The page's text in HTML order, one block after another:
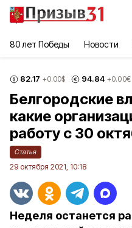
80 лет Победы Новости
82.17 +0.00$ 94.84 +0.00€
Белгородские
какие
работу с 30
Статья
29 октября 2021, 10:18
Неделя останется